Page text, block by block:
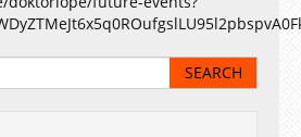
sent to represent the UT in
competition.
by the European Regional